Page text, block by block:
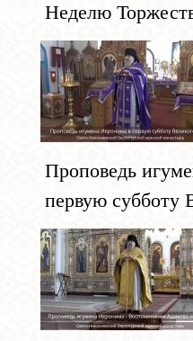
Неделю
Проповедь
первую субботу